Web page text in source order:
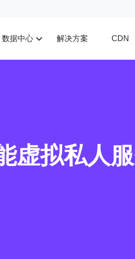
数据中心 解决方案 CDN
虚拟私人